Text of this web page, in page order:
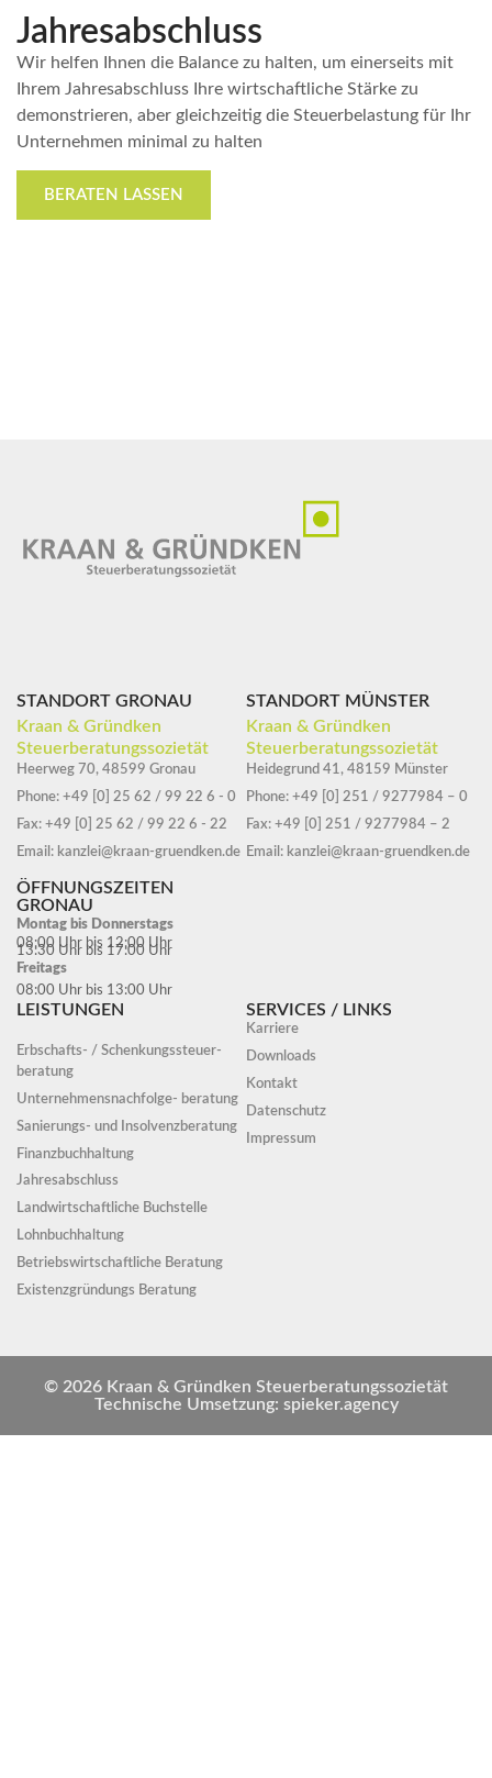
Jahresabschluss
Wir helfen Ihnen die Balance zu halten, um einerseits mit
Ihrem Jahresabschluss Ihre wirtschaftliche Stärke zu
demonstrieren, aber gleichzeitig die Steuerbelastung für Ihr
Unternehmen minimal zu halten
BERATEN LASSEN
STANDORT GRONAU
Kraan & Gründken
Steuerberatungssozietät
Heerweg 70, 48599 Gronau
Phone: +49 [0] 25 62 / 99 22 6 - 0
Fax: +49 [0] 25 62 / 99 22 6 - 22
Email: kanzlei@kraan-gruendken.de
ÖFFNUNGSZEITEN
GRONAU
Montag bis Donnerstags
08:00 Uhr bis 12:00 Uhr
13:30 Uhr bis 17:00 Uhr
Freitags
08:00 Uhr bis 13:00 Uhr
STANDORT MÜNSTER
Kraan & Gründken
Steuerberatungssozietät
Heidegrund 41, 48159 Münster
Phone: +49 [0] 251 / 9277984 – 0
Fax: +49 [0] 251 / 9277984 – 2
Email: kanzlei@kraan-gruendken.de
LEISTUNGEN
Erbschafts- / Schenkungssteuer-
beratung
Unternehmensnachfolge- beratung
Sanierungs- und Insolvenzberatung
Finanzbuchhaltung
Jahresabschluss
Landwirtschaftliche Buchstelle
Lohnbuchhaltung
Betriebswirtschaftliche Beratung
Existenzgründungs Beratung
SERVICES / LINKS
Karriere
Downloads
Kontakt
Datenschutz
Impressum
© 2026 Kraan & Gründken Steuerberatungssozietät
Technische Umsetzung: spieker.agency